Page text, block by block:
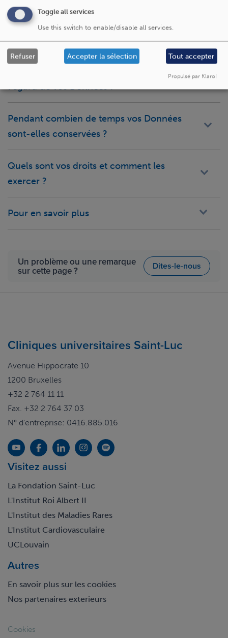
Avec qui partageons-nous vos Données ?
Partage au sein des réseaux de soins
Quelles sont les mesures de sécurité prises à
l’égard de vos Données ?
Pendant combien de temps vos Données
sont-elles conservées ?
Quels sont vos droits et comment les
exercer ?
Pour en savoir plus
Un problème ou une remarque
sur cette page ? Dites-le-nous
Cliniques universitaires Saint-Luc
Avenue Hippocrate 10
1200 Bruxelles
+32 2 764 11 11
Fax. +32 2 764 37 03
N° d'entreprise: 0416.885.016
Visitez aussi
La Fondation Saint-Luc
L'Institut Roi Albert II
L'Institut des Maladies Rares
L'Institut Cardiovasculaire
UCLouvain
Autres
En savoir plus sur les cookies
Nos partenaires exterieurs
Footer
Cookies
Toggle all services
Use this switch to enable/disable all services.
Refuser Accepter la sélection Tout accepter
Propulsé par Klaro!